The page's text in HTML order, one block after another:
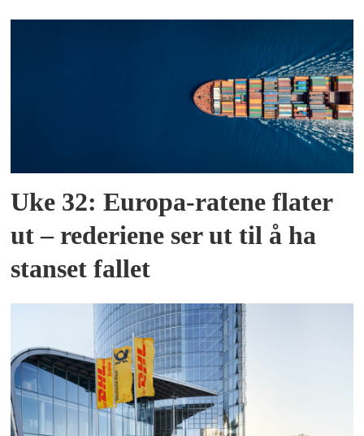
Uke 32: Europa-ratene flater
ut – rederiene ser ut til å ha
stanset fallet